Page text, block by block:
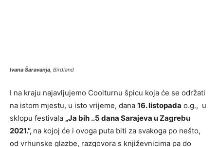
Ivana Šaravanja, Birdland
I na kraju najavljujemo Coolturnu špicu koja će se održati
na istom mjestu, u isto vrijeme, dana 16. listopada o.g., u
sklopu festivala „Ja bih ..5 dana Sarajeva u Zagrebu
2021.”, na kojoj će i ovoga puta biti za svakoga po nešto,
od vrhunske glazbe, razgovora s književnicima pa do